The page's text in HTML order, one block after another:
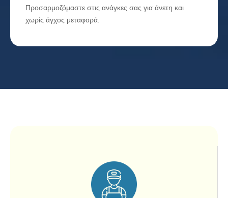
Προσαρμοζόμαστε στις ανάγκες σας για άνετη και
χωρίς άγχος μεταφορά.